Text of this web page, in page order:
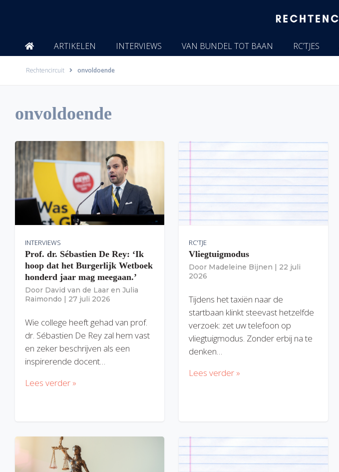
ARTIKELEN INTERVIEWS VAN BUNDEL TOT BAAN RC’TJES
Rechtencircuit onvoldoende
onvoldoende
INTERVIEWS
Prof. dr. Sébastien De Rey: ‘Ik
hoop dat het Burgerlijk Wetboek
honderd jaar mag meegaan.’
Door David van de Laar en Julia
Raimondo | 27 juli 2026
Wie college heeft gehad van prof.
dr. Sébastien De Rey zal hem vast
en zeker beschrijven als een
inspirerende docent…
Lees verder »
RC'TJE
Vliegtuigmodus
Door Madeleine Bijnen | 22 juli
2026
Tijdens het taxiën naar de
startbaan klinkt steevast hetzelfde
verzoek: zet uw telefoon op
vliegtuigmodus. Zonder erbij na te
denken…
Lees verder »